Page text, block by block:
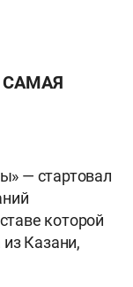
САМАЯ
— стартовал
которой
из Казани,